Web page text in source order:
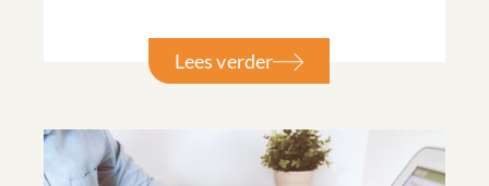
Lees verder